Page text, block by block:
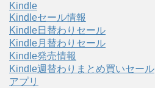
Kindle
Kindleセール情報
Kindle日替わりセール
Kindle月替わりセール
Kindle発売情報
Kindle週替わりまとめ買いセール
アプリ